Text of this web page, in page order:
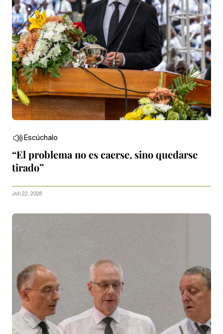
Escúchalo
“El problema no es caerse, sino quedarse
tirado”
Juli 22, 2026